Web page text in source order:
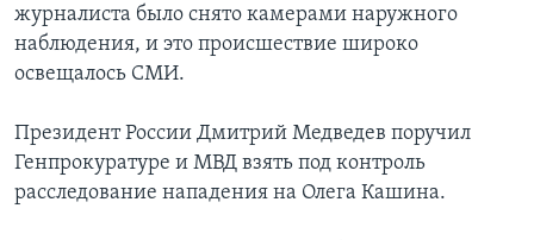
журналиста было снято камерами наружного
наблюдения, и это происшествие широко
освещалось СМИ.
Президент России Дмитрий Медведев поручил
Генпрокуратуре и МВД взять под контроль
расследование нападения на Олега Кашина.